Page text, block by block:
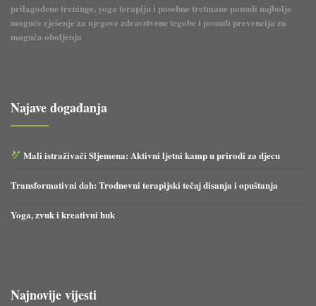
prilagođene treninge, yoga terapiju i posebne tretmane ponudi najbolje
moguće rješenje za njegove zdravstvene tegobe i ponudi prevencija za
moguća oboljenja
Najave događanja
Mali istraživači Sljemena: Aktivni ljetni kamp u prirodi za djecu
Transformativni dah: Trodnevni terapijski tečaj disanja i opuštanja
Yoga, zvuk i kreativni huk
Najnovije vijesti